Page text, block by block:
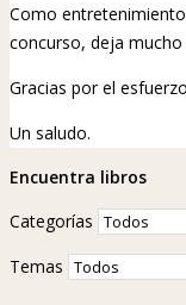
Como
concurso, deja mucho
Gracias por el
Un saludo.
Encuentra libros
Categorías
Temas